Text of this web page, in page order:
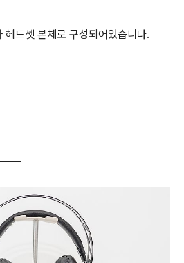
헤드셋 본체로 구성되어있습니다.